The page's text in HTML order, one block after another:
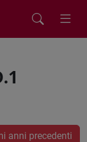
anni precedenti